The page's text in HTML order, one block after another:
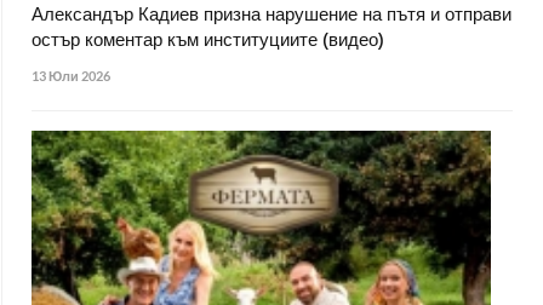
Александър Кадиев призна нарушение на пътя и отправи
остър коментар към институциите (видео)
13 Юли 2026